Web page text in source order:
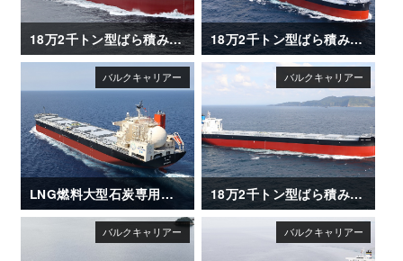
18万2千トン型ばら積み運搬船「HENG MAY」 18万2千トン型ばら積み運搬船「CAPT G」
LNG燃料大型石炭専用船「REIMEI（苓明）」 18万2千トン型ばら積み運搬船「CAPT TASOS」